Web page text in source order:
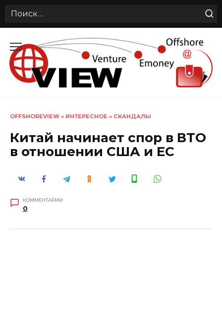
Search
содержанию
OFFSHOREVIEW » ИНТЕРЕСНОЕ » СКАНДАЛЫ
Китай начинает спор в ВТО
в отношении США и ЕС
КОММЕНТАРИИ
0